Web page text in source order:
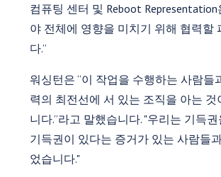
컴퓨팅 센터 및 Reboot
야 전체에 영향을 미치기 위해 협력할
다.”
워싱턴은 “이 작업을 수행하는 사람들
력의 최전선에 서 있는 조직을 아는 것
니다.”라고 말했습니다. "우리는 기득
기득권이 있다는 증거가 있는 사람들
었습니다."